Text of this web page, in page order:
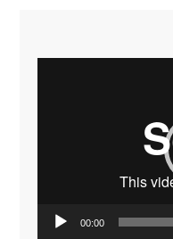
00:00